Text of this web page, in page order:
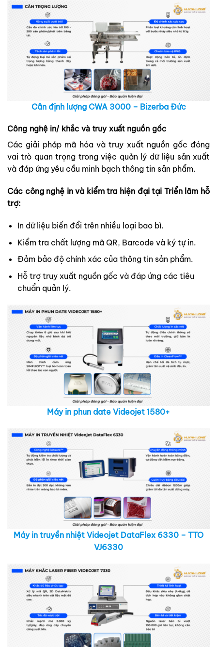
Cân định lượng CWA 3000 – Bizerba Đức
Công nghệ in/ khắc và truy xuất nguồn gốc
Các giải pháp mã hóa và truy xuất nguồn gốc đóng
vai trò quan trọng trong việc quản lý dữ liệu sản xuất
và đáp ứng yêu cầu minh bạch thông tin sản phẩm.
Các công nghệ in và kiểm tra hiện đại tại Triển lãm hỗ
trợ:
In dữ liệu biến đổi trên nhiều loại bao bì.
Kiểm tra chất lượng mã QR, Barcode và ký tự in.
Đảm bảo độ chính xác của thông tin sản phẩm.
Hỗ trợ truy xuất nguồn gốc và đáp ứng các tiêu
chuẩn quản lý.
Máy in phun date Videojet 1580+
Máy in truyền nhiệt Videojet DataFlex 6330 – TTO
VJ6330